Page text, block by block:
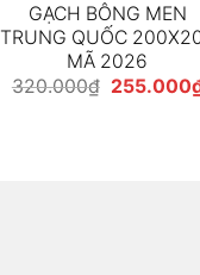
GẠCH BÔNG MEN
TRUNG QUỐC
MÃ 2026
320.000₫ Giá
255.000